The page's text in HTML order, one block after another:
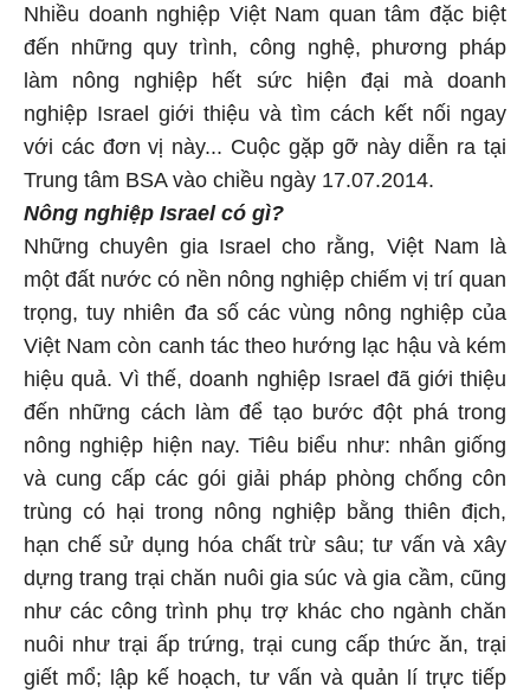
Nhiều doanh nghiệp Việt Nam quan tâm đặc biệt
đến những quy trình, công nghệ, phương pháp
làm nông nghiệp hết sức hiện đại mà doanh
nghiệp Israel giới thiệu và tìm cách kết nối ngay
với các đơn vị này... Cuộc gặp gỡ này diễn ra tại
Trung tâm BSA vào chiều ngày 17.07.2014.
Nông nghiệp Israel có gì?
Những chuyên gia Israel cho rằng, Việt Nam là
một đất nước có nền nông nghiệp chiếm vị trí quan
trọng, tuy nhiên đa số các vùng nông nghiệp của
Việt Nam còn canh tác theo hướng lạc hậu và kém
hiệu quả. Vì thế, doanh nghiệp Israel đã giới thiệu
đến những cách làm để tạo bước đột phá trong
nông nghiệp hiện nay. Tiêu biểu như: nhân giống
và cung cấp các gói giải pháp phòng chống côn
trùng có hại trong nông nghiệp bằng thiên địch,
hạn chế sử dụng hóa chất trừ sâu; tư vấn và xây
dựng trang trại chăn nuôi gia súc và gia cầm, cũng
như các công trình phụ trợ khác cho ngành chăn
nuôi như trại ấp trứng, trại cung cấp thức ăn, trại
giết mổ; lập kế hoạch, tư vấn và quản lí trực tiếp